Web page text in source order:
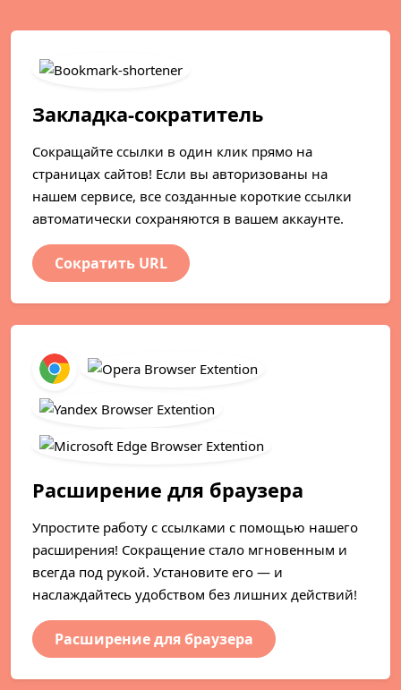
Закладка-сократитель
Сокращайте ссылки в один клик прямо на
страницах сайтов! Если вы авторизованы на
нашем сервисе, все созданные короткие ссылки
автоматически сохраняются в вашем аккаунте.
Сократить URL
Расширение для браузера
Упростите работу с ссылками с помощью нашего
расширения! Сокращение стало мгновенным и
всегда под рукой. Установите его — и
наслаждайтесь удобством без лишних действий!
Расширение для браузера